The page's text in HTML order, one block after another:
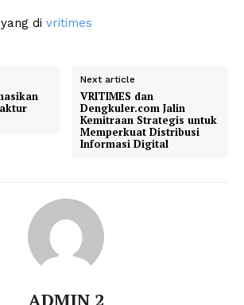
di vritimes
Next article
VRITIMES dan
Dengkuler.com Jalin
Kemitraan Strategis untuk
Memperkuat Distribusi
Informasi Digital
ADMIN 2